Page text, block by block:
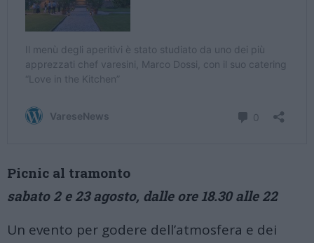
Picnic al tramonto
sabato 2 e 23 agosto, dalle ore 18.30 alle 22
Un evento per godere dell’atmosfera e dei